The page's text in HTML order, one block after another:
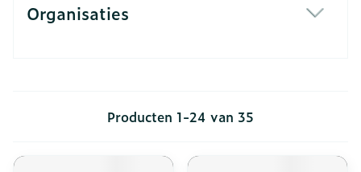
Organisaties
Producten 1-24 van 35